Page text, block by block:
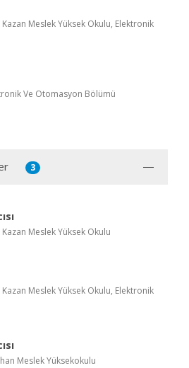
Meslek Yüksek Okulu, Elektronik
Ve Otomasyon Bölümü
3
Meslek Yüksek Okulu
Meslek Yüksek Okulu, Elektronik
Meslek Yüksekokulu